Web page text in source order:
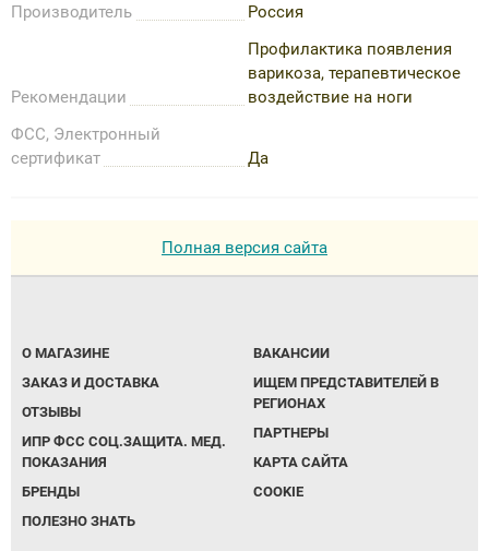
Производитель
Россия
Рекомендации
Профилактика появления
варикоза, терапевтическое
воздействие на ноги
ФСС, Электронный
сертификат
Да
Полная версия сайта
О МАГАЗИНЕ
ЗАКАЗ И ДОСТАВКА
ОТЗЫВЫ
ИПР ФСС СОЦ.ЗАЩИТА. МЕД.
ПОКАЗАНИЯ
БРЕНДЫ
ПОЛЕЗНО ЗНАТЬ
ВАКАНСИИ
ИЩЕМ ПРЕДСТАВИТЕЛЕЙ В
РЕГИОНАХ
ПАРТНЕРЫ
КАРТА САЙТА
COOKIE